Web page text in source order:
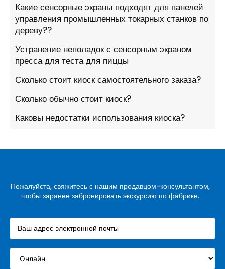
Какие сенсорные экраны подходят для панелей
управления промышленных токарных станков по
дереву??
Устранение неполадок с сенсорным экраном
пресса для теста для пиццы
Сколько стоит киоск самостоятельного заказа?
Сколько обычно стоит киоск?
Каковы недостатки использования киоска?
Пожалуйста, свяжитесь с нашим продавцом-консультантом,
чтобы заранее забронировать экскурсию по фабрике.